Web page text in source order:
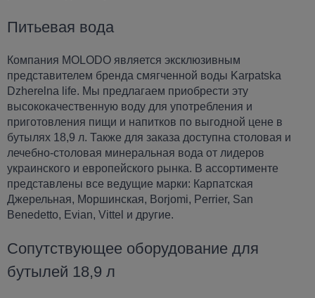
Питьевая вода
Компания MOLODO является эксклюзивным
представителем бренда смягченной воды Karpatska
Dzherelna life. Мы предлагаем приобрести эту
высококачественную воду для употребления и
приготовления пищи и напитков по выгодной цене в
бутылях 18,9 л. Также для заказа доступна столовая и
лечебно-столовая минеральная вода от лидеров
украинского и европейского рынка. В ассортименте
представлены все ведущие марки: Карпатская
Джерельная, Моршинская, Borjomi, Perrier, San
Benedetto, Evian, Vittel и другие.
Сопутствующее оборудование для
бутылей 18,9 л